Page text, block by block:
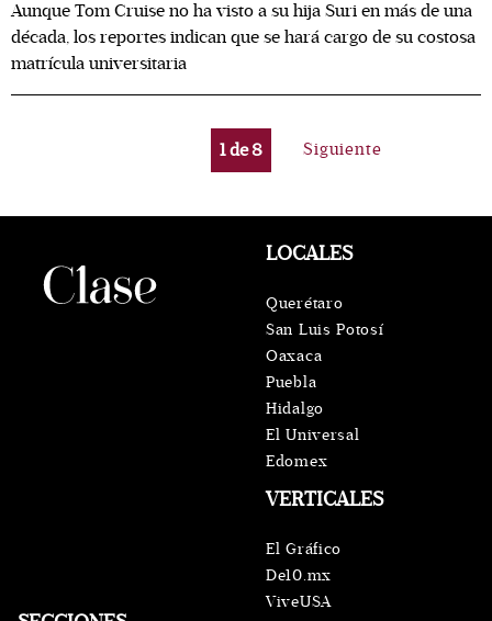
Aunque Tom Cruise no ha visto a su hija Suri en más de una
década, los reportes indican que se hará cargo de su costosa
matrícula universitaria
1de8 Siguiente
VERTICALES
El Gráfico
De10.mx
ViveUSA
LOCALES
Querétaro
San Luis Potosí
Oaxaca
Puebla
Hidalgo
El Universal
Edomex